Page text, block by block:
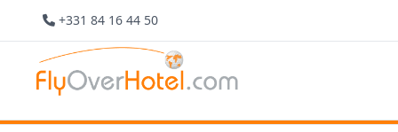
+331 84 16 44 50